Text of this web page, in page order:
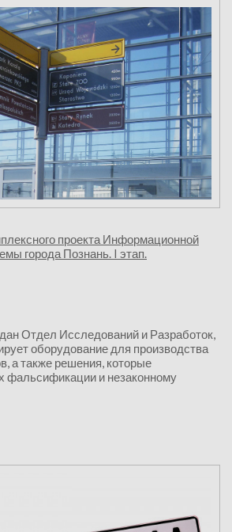
проекта Информационной
города Познань. I этап.
Отдел Исследований и Разработок,
оборудование для производства
а также решения, которые
фальсификации и незаконному